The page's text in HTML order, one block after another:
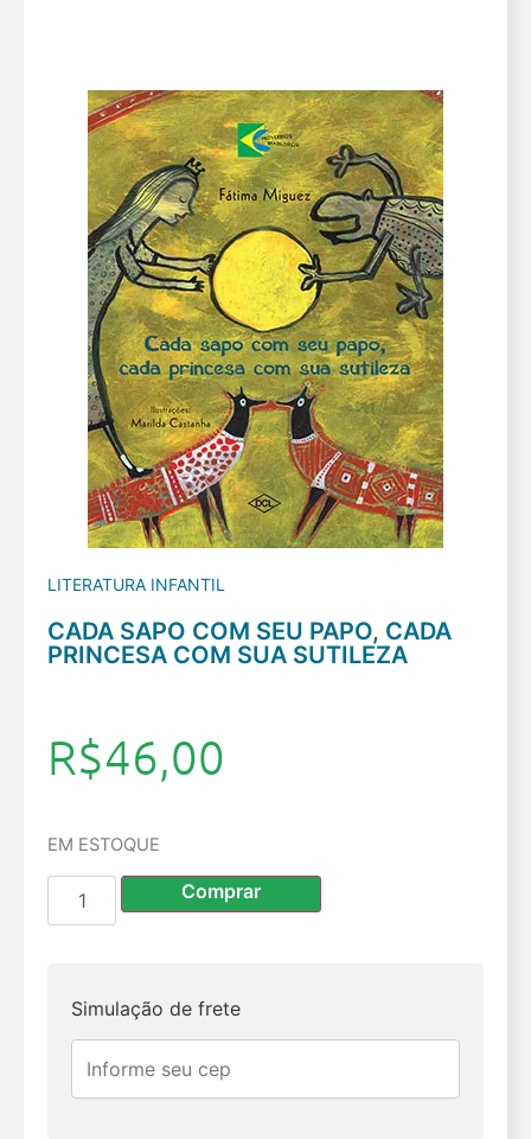
LITERATURA INFANTIL
CADA SAPO COM SEU PAPO, CADA
PRINCESA COM SUA SUTILEZA
R$46,00
EM ESTOQUE
Comprar
Simulação de frete